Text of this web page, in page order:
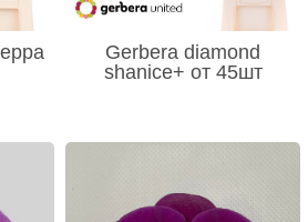
Gerbera diamond
shanice+ от 45шт